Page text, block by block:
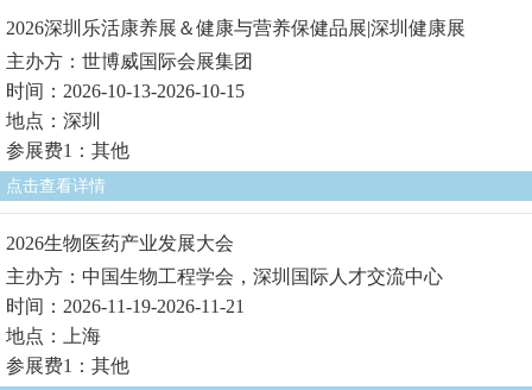
2026深圳乐活康养展＆健康与营养保健品展|深圳健康展
主办方：世博威国际会展集团
时间：2026-10-13-2026-10-15
地点：深圳
参展费1：其他
点击查看详情
2026生物医药产业发展大会
主办方：中国生物工程学会，深圳国际人才交流中心
时间：2026-11-19-2026-11-21
地点：上海
参展费1：其他